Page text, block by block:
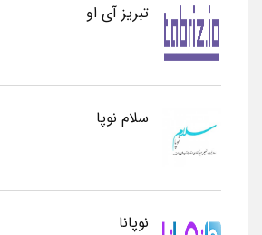
تبریز آی او
سلام نوپا
نوپانا